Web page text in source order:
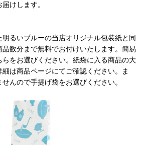
けします。
るいブルーの当店オリジナル包装紙と同
品数分まで無料でお付けいたします。簡易
をお選びください。紙袋に入る商品の大
は商品ページにてご確認ください。ま
んので手提げ袋をお選びください。